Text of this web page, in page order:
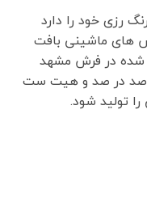
رزی خود را دارد
های ماشینی بافت
شده در فرش مشهد
صد در صد و هیت ست
تولید شود.